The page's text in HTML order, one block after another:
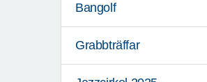
Bangolf
Grabbträffar